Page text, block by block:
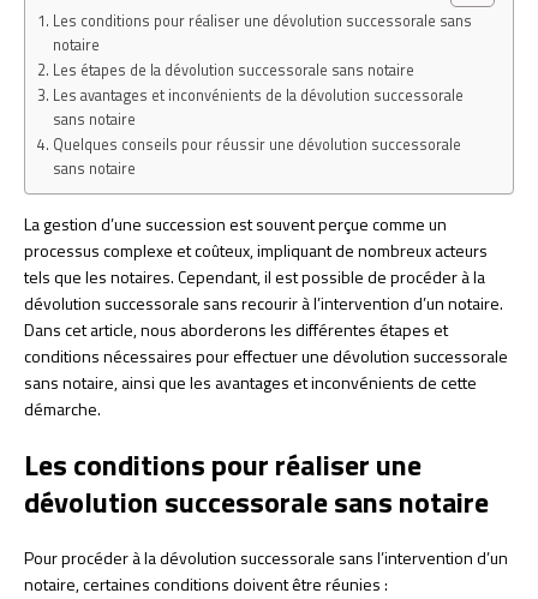
Les conditions pour réaliser une dévolution successorale sans
notaire
Les étapes de la dévolution successorale sans notaire
Les avantages et inconvénients de la dévolution successorale
sans notaire
Quelques conseils pour réussir une dévolution successorale
sans notaire
La gestion d’une succession est souvent perçue comme un
processus complexe et coûteux, impliquant de nombreux acteurs
tels que les notaires. Cependant, il est possible de procéder à la
dévolution successorale sans recourir à l’intervention d’un notaire.
Dans cet article, nous aborderons les différentes étapes et
conditions nécessaires pour effectuer une dévolution successorale
sans notaire, ainsi que les avantages et inconvénients de cette
démarche.
Les conditions pour réaliser une
dévolution successorale sans notaire
Pour procéder à la dévolution successorale sans l’intervention d’un
notaire, certaines conditions doivent être réunies :